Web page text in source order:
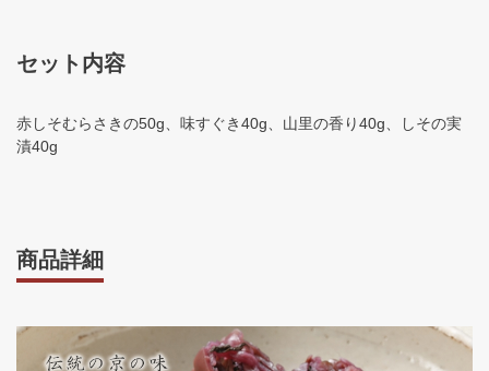
セット内容
赤しそむらさきの50g、味すぐき40g、山里の香り40g、しその実
漬40g
商品詳細